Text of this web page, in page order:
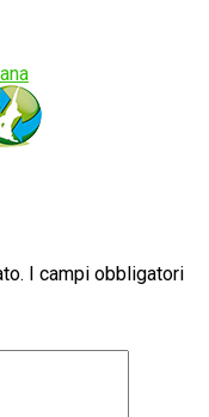
I campi obbligatori